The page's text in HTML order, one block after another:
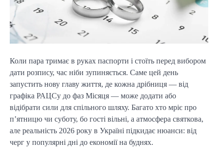
Коли пара тримає в руках паспорти і стоїть перед вибором
дати розпису, час ніби зупиняється. Саме цей день
запустить нову главу життя, де кожна дрібниця — від
графіка РАЦСу до фаз Місяця — може додати або
відібрати сили для спільного шляху. Багато хто мріє про
п’ятницю чи суботу, бо гості вільні, а атмосфера святкова,
але реальність 2026 року в Україні підкидає нюанси: від
черг у популярні дні до економії на буднях.